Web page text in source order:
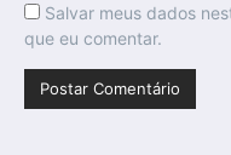
Salvar meus dados
que eu comentar.